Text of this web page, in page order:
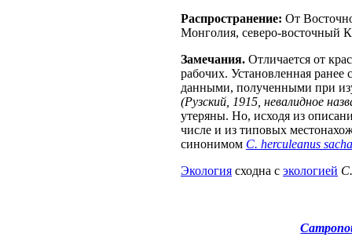
Распространение: От
Монголия, северо-восточный
Замечания. Отличается от
рабочих. Установленная
данными, полученными при
(Рузский, 1915, невалидное
утеряны. Но, исходя из
числе и из типовых
синонимом C. herculeanus
Экология сходна с экологией